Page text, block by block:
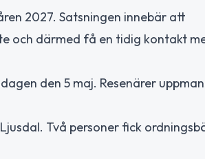
2027. Satsningen innebär att
och därmed få en tidig kontakt
den 5 maj. Resenärer
Två personer fick